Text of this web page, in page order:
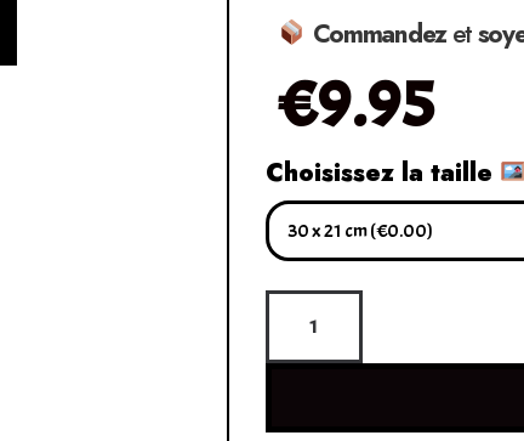
Commandezet
€9.95
Choisissez la taille